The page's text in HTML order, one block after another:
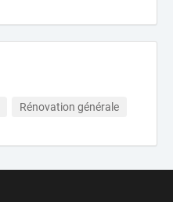
Rénovation générale